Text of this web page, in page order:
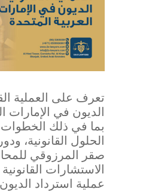
تعرف على العملية
الديون في الإمارات
بما في ذلك الخطوات
الحلول القانونية،
صقر المرزوقي
الاستشارات
عملية استرداد